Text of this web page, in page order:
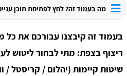
מה בעמוד זה? לחץ לפתיחת תוכן
בעמוד זה קיבצנו עבורכם את כל
ריצוף בצפת: מתי לבחור ליטוש
שיטות קיימות (יהלום / קריסטל /